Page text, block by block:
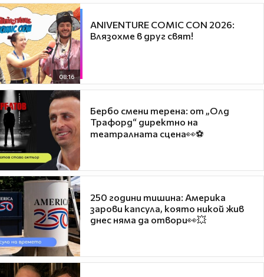
08:16
ANIVENTURE COMIC CON 2026:
Влязохме в друг свят!
Бербо смени терена: от „Олд
Трафорд“ директно на
театралната сцена👀⚽
250 години тишина: Америка
зарови капсула, която никой жив
днес няма да отвори👀💥